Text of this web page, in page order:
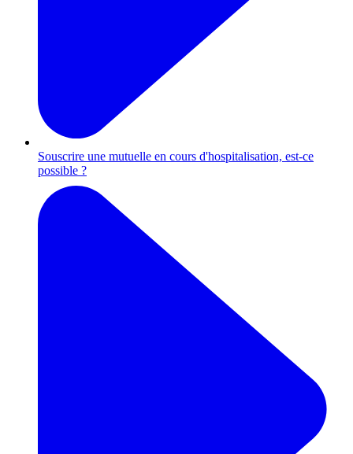
Souscrire une mutuelle en cours d'hospitalisation, est-ce
possible ?